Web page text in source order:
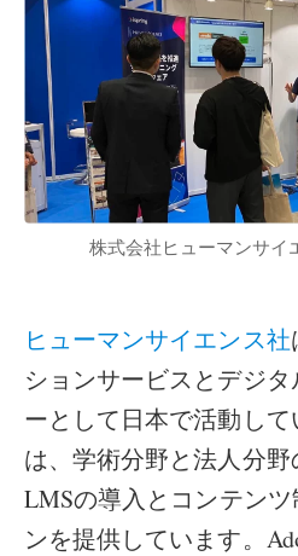
株式会社ヒューマンサイ
ヒューマンサイエンス社
ションサービスとデジ
ーとして日本で活動し
は、学術分野と法人分野
LMSの導入とコンテン
ンを提供しています。